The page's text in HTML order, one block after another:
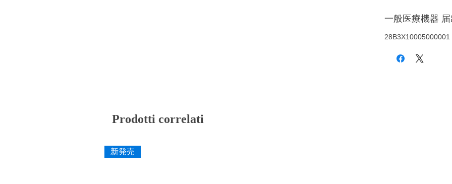
一般医療機器
28B3X10005000001
Prodotti correlati
新発売